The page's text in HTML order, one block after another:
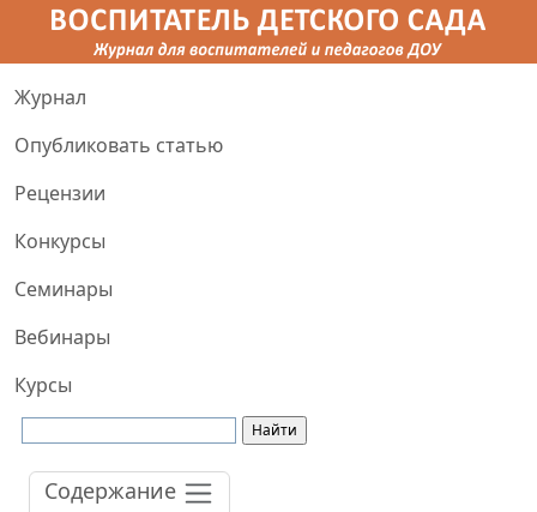
Журнал
Опубликовать статью
Рецензии
Конкурсы
Семинары
Вебинары
Курсы
Содержание